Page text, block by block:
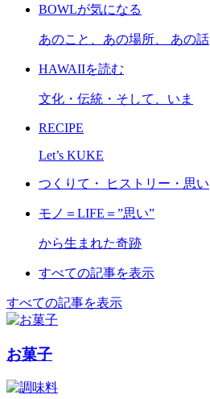
BOWLが気になる
あのこと、あの場所、 あの話
HAWAIIを読む
文化・伝統・そして、いま
RECIPE
Let’s KUKE
つくりて・ ヒストリー・思い
モノ＝LIFE＝”思い”
から生まれた奇跡
すべての記事を表示
すべての記事を表示
お菓子